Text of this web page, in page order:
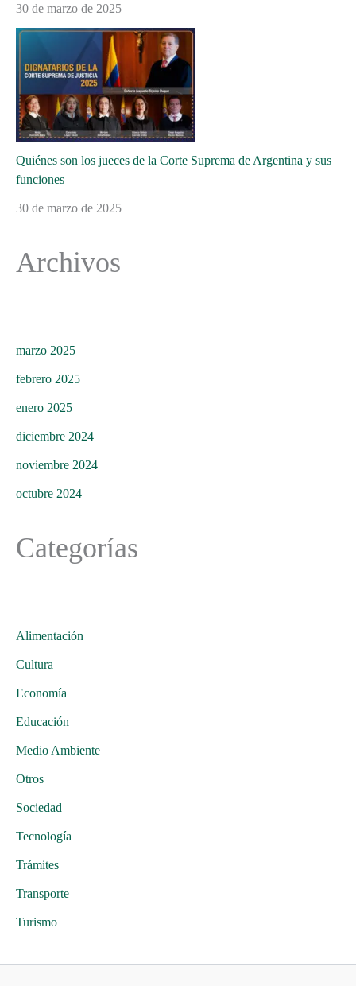
30 de marzo de 2025
Quiénes son los jueces de la Corte Suprema de Argentina y sus
funciones
30 de marzo de 2025
Archivos
marzo 2025
febrero 2025
enero 2025
diciembre 2024
noviembre 2024
octubre 2024
Categorías
Alimentación
Cultura
Economía
Educación
Medio Ambiente
Otros
Sociedad
Tecnología
Trámites
Transporte
Turismo